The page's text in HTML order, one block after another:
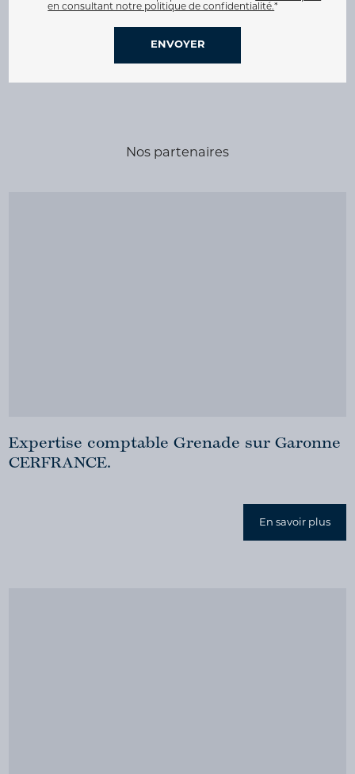
en consultant notre politique de confidentialité.*
Nos partenaires
Expertise comptable Grenade sur Garonne
CERFRANCE.
En savoir plus